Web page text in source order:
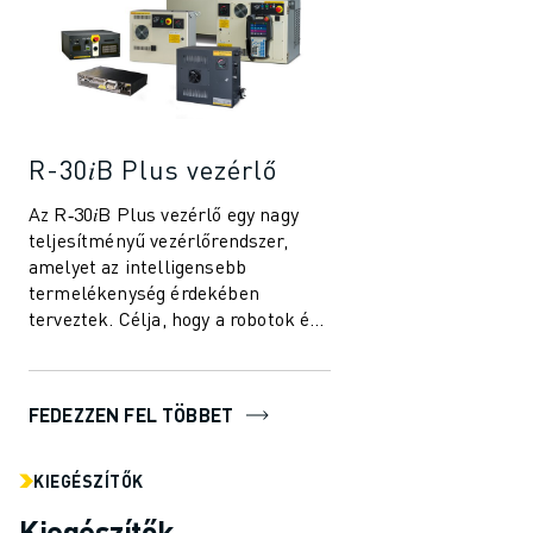
KAPCSOLAT
KAPCSOLAT
TELEPHELYEK
R-30𝑖B Plus vezérlő
Az R‑30𝑖B Plus vezérlő egy nagy
teljesítményű vezérlőrendszer,
amelyet az intelligensebb
termelékenység érdekében
terveztek. Célja, hogy a robotok és
egyszerűbben és ha...
FEDEZZEN FEL TÖBBET
KIEGÉSZÍTŐK